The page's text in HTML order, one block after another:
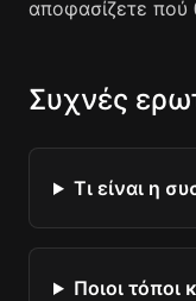
αποφασίζετε πού
Συχνές
Τι είναι η
Ποιοι τόποι